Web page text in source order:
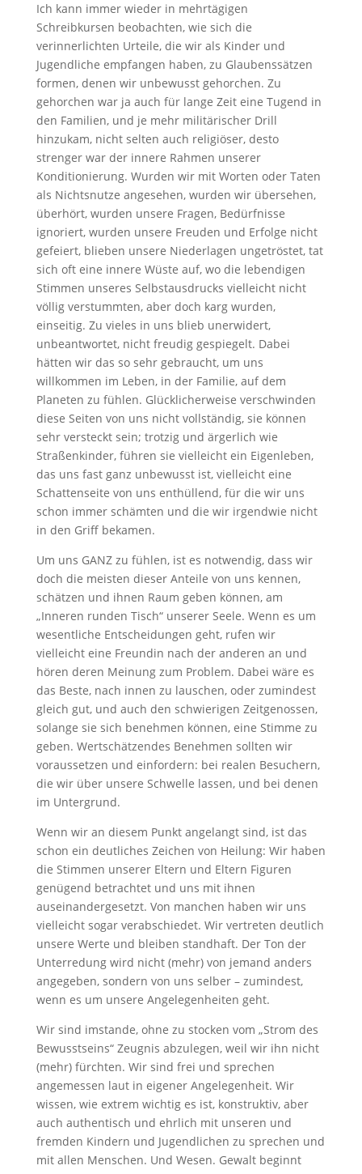
Ich kann immer wieder in mehrtägigen
Schreibkursen beobachten, wie sich die
verinnerlichten Urteile, die wir als Kinder und
Jugendliche empfangen haben, zu Glaubenssätzen
formen, denen wir unbewusst gehorchen. Zu
gehorchen war ja auch für lange Zeit eine Tugend in
den Familien, und je mehr militärischer Drill
hinzukam, nicht selten auch religiöser, desto
strenger war der innere Rahmen unserer
Konditionierung. Wurden wir mit Worten oder Taten
als Nichtsnutze angesehen, wurden wir übersehen,
überhört, wurden unsere Fragen, Bedürfnisse
ignoriert, wurden unsere Freuden und Erfolge nicht
gefeiert, blieben unsere Niederlagen ungetröstet, tat
sich oft eine innere Wüste auf, wo die lebendigen
Stimmen unseres Selbstausdrucks vielleicht nicht
völlig verstummten, aber doch karg wurden,
einseitig. Zu vieles in uns blieb unerwidert,
unbeantwortet, nicht freudig gespiegelt. Dabei
hätten wir das so sehr gebraucht, um uns
willkommen im Leben, in der Familie, auf dem
Planeten zu fühlen. Glücklicherweise verschwinden
diese Seiten von uns nicht vollständig, sie können
sehr versteckt sein; trotzig und ärgerlich wie
Straßenkinder, führen sie vielleicht ein Eigenleben,
das uns fast ganz unbewusst ist, vielleicht eine
Schattenseite von uns enthüllend, für die wir uns
schon immer schämten und die wir irgendwie nicht
in den Griff bekamen.
Um uns GANZ zu fühlen, ist es notwendig, dass wir
doch die meisten dieser Anteile von uns kennen,
schätzen und ihnen Raum geben können, am
„Inneren runden Tisch“ unserer Seele. Wenn es um
wesentliche Entscheidungen geht, rufen wir
vielleicht eine Freundin nach der anderen an und
hören deren Meinung zum Problem. Dabei wäre es
das Beste, nach innen zu lauschen, oder zumindest
gleich gut, und auch den schwierigen Zeitgenossen,
solange sie sich benehmen können, eine Stimme zu
geben. Wertschätzendes Benehmen sollten wir
voraussetzen und einfordern: bei realen Besuchern,
die wir über unsere Schwelle lassen, und bei denen
im Untergrund.
Wenn wir an diesem Punkt angelangt sind, ist das
schon ein deutliches Zeichen von Heilung: Wir haben
die Stimmen unserer Eltern und Eltern Figuren
genügend betrachtet und uns mit ihnen
auseinandergesetzt. Von manchen haben wir uns
vielleicht sogar verabschiedet. Wir vertreten deutlich
unsere Werte und bleiben standhaft. Der Ton der
Unterredung wird nicht (mehr) von jemand anders
angegeben, sondern von uns selber – zumindest,
wenn es um unsere Angelegenheiten geht.
Wir sind imstande, ohne zu stocken vom „Strom des
Bewusstseins“ Zeugnis abzulegen, weil wir ihn nicht
(mehr) fürchten. Wir sind frei und sprechen
angemessen laut in eigener Angelegenheit. Wir
wissen, wie extrem wichtig es ist, konstruktiv, aber
auch authentisch und ehrlich mit unseren und
fremden Kindern und Jugendlichen zu sprechen und
mit allen Menschen. Und Wesen. Gewalt beginnt